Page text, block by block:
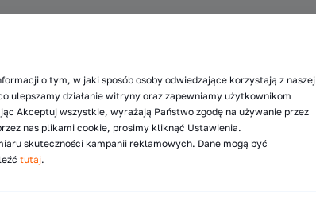
do transportu i przeładunku.
niską awaryjność,
wpływają na wygodę pracy
850 mth. Wózek bezpiecznie
o tym, w jaki sposób osoby odwiedzające korzystają z naszej
ulepszamy działanie witryny oraz zapewniamy użytkownikom
Akceptuj wszystkie, wyrażają Państwo zgodę na używanie przez
nas plikami cookie, prosimy kliknąć Ustawienia.
skuteczności kampanii reklamowych. Dane mogą być
tutaj.